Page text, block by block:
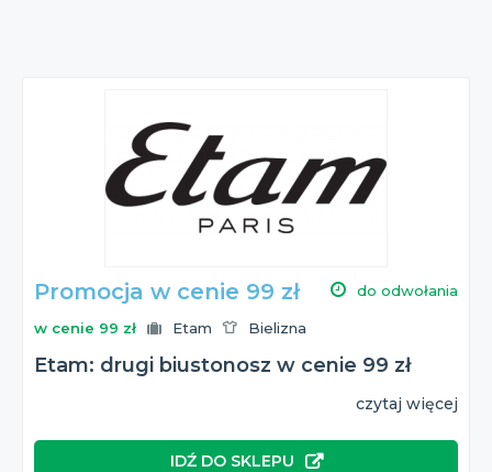
Promocja w cenie 99 zł do odwołania
w cenie 99 zł Etam Bielizna
Etam: drugi biustonosz w cenie 99 zł
czytaj więcej
IDŹ DO SKLEPU